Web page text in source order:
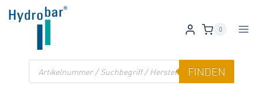
Zum
Inhalt
0
Products
search
FINDEN